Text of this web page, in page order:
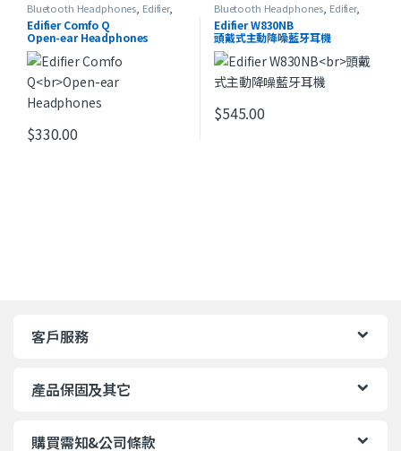
Bluetooth Headphones Edifier,
HeadSet Open-ear Headphones
最新產品
Edifier Comfo Q
Open-ear Headphones
$330.00
Bluetooth Headphones Edifier,
HeadSet On-Ear Headphones ,
新產品
Edifier W830NB
頭戴式主動降噪藍牙耳機
$545.00
此產品有多種款式。 可在產品頁
客戶服務
產品保固及其它
購買需知&公司條款